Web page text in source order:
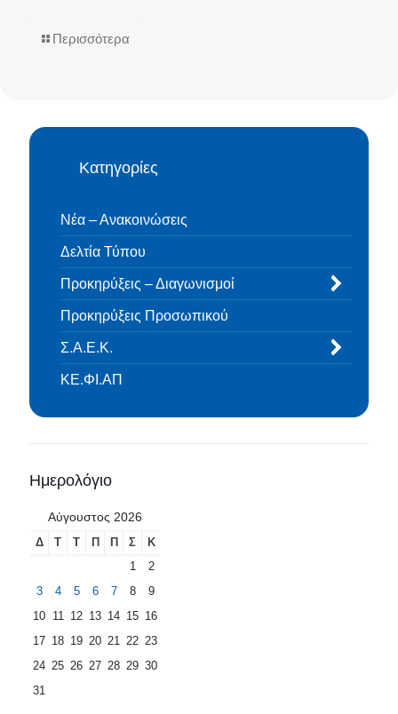
Περισσότερα
Κατηγορίες
Νέα – Ανακοινώσεις
Δελτία Τύπου
Προκηρύξεις – Διαγωνισμοί
Προκηρύξεις Προσωπικού
Σ.Α.Ε.Κ.
ΚΕ.ΦΙ.ΑΠ
Ημερολόγιο
Αύγουστος 2026
Δ Τ Τ Π Π Σ
Κ
1
2
3
4 5 6 7 8
9
10 11 12 13 14 15 16
17 18 19 20 21 22 23
24 25 26 27 28 29 30
31